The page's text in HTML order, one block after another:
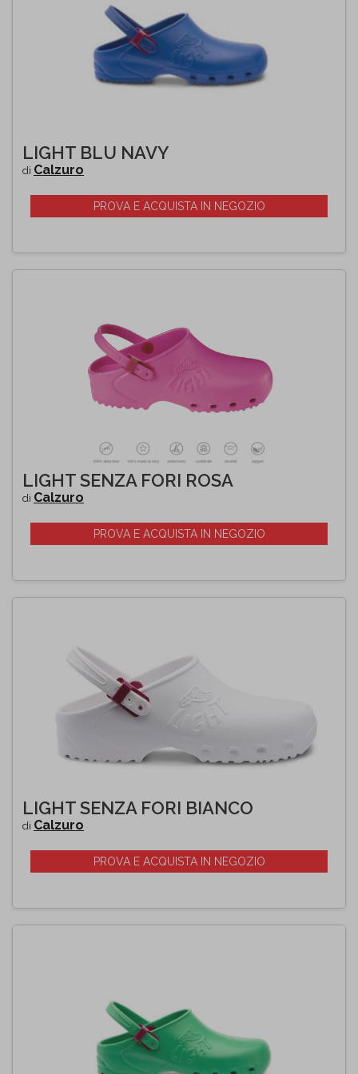
LIGHT BLU NAVY
di Calzuro
PROVA E ACQUISTA IN NEGOZIO
LIGHT SENZA FORI ROSA
di Calzuro
PROVA E ACQUISTA IN NEGOZIO
LIGHT SENZA FORI BIANCO
di Calzuro
PROVA E ACQUISTA IN NEGOZIO